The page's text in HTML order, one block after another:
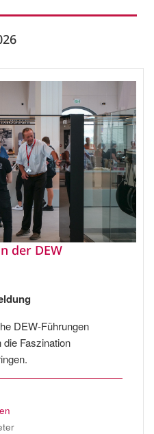
der DEW
DEW-Führungen
Faszination